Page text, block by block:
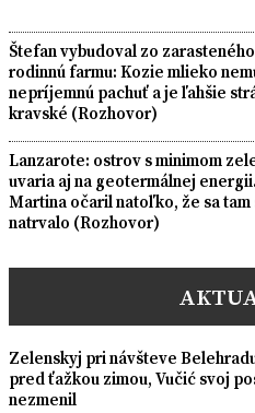
Štefan vybudoval zo
rodinnú farmu: Kozie mlieko
nepríjemnú pachuť a je ľahšie
kravské (Rozhovor)
Lanzarote: ostrov s minimom
uvaria aj na geotermálnej
Martina očaril natoľko, že sa tam
natrvalo (Rozhovor)
Zelenskyj pri návšteve
pred ťažkou zimou, Vučić svoj
nezmenil